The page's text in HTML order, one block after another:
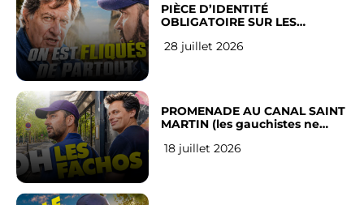
PIÈCE D’IDENTITÉ
OBLIGATOIRE SUR LES
Français
28 juillet 2026
PROMENADE AU CANAL SAINT
MARTIN (les gauchistes ne
18 juillet 2026